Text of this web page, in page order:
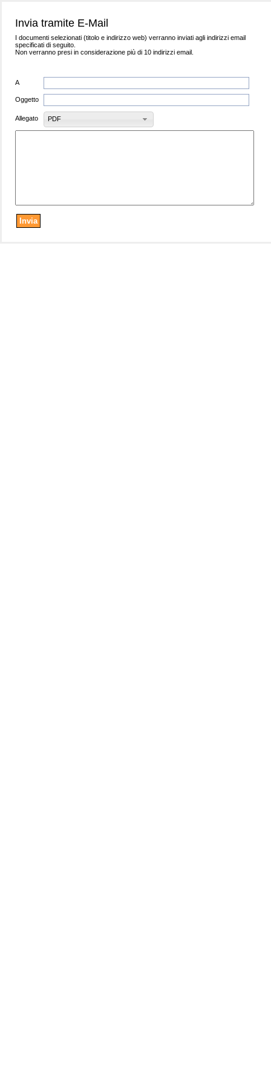
Invia tramite E-Mail
I documenti selezionati (titolo e indirizzo web) verranno inviati agli indirizzi email
specificati di seguito.
Non verranno presi in considerazione più di 10 indirizzi email.
A
Oggetto
Allegato PDF